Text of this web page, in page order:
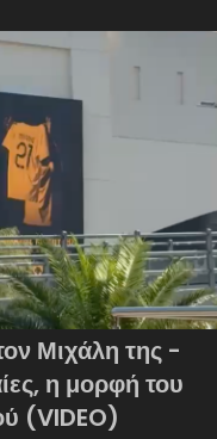
Μιχάλη της -
η μορφή του
(VIDEO)